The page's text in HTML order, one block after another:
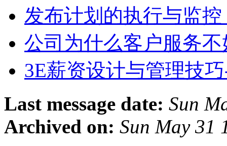
发布计划的执行与监控
公司为什么客户服务
3E薪资设计与管理技
Last message date: Sun
Archived on: Sun May 31